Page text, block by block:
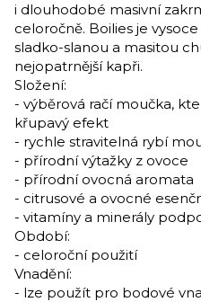
i dlouhodobé masivní
celoročně. Boilies je
sladko-slanou a masitou
nejopatrnější kapři.
Složení:
- výběrová račí moučka,
křupavý efekt
- rychle stravitelná rybí
- přírodní výtažky z ovoce
- přírodní ovocná aromata
- citrusové a ovocné
- vitamíny a minerály
Období:
- celoroční použití
Vnadění:
- lze použít pro bodové